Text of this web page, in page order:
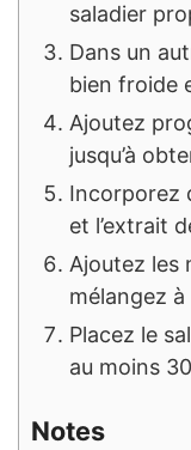
saladier
Dans un
bien froide
Ajoutez
jusqu’à
Incorporez
et l’extrait
Ajoutez les
mélangez à
Placez le
au moins
Notes